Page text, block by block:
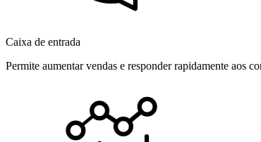
Caixa de entrada
Permite aumentar vendas e responder rapidamente aos